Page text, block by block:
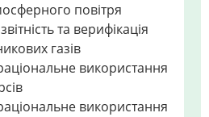
повітря
та верифікація
газів
використання
використання